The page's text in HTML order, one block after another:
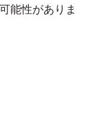
能性がありま